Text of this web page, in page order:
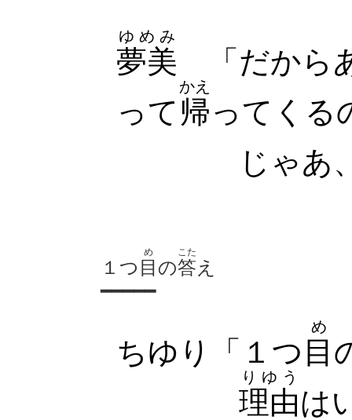
夢美
ゆめみ
「だから
って 帰
かえ
ってくる
じゃあ
１つ 目
め
の答
こた
え
━━━━━
ちゆり「１つ 目
め
理由
りゆう
は